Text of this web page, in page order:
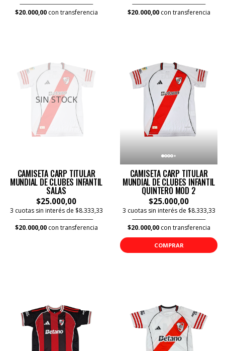
$20.000,00con transferencia
$20.000,00con transferencia
SIN STOCK
CAMISETA CARP TITULAR
MUNDIAL DE CLUBES INFANTIL
SALAS
$25.000,00
3 cuotas sin interés de $8.333,33
$20.000,00con transferencia
CAMISETA CARP TITULAR
MUNDIAL DE CLUBES INFANTIL
QUINTERO MOD 2
$25.000,00
3 cuotas sin interés de $8.333,33
$20.000,00con transferencia
COMPRAR